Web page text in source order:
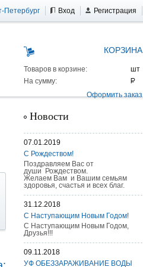
Петербург Вход Регистрация
КОРЗИНА
Товаров в корзине:
На сумму:
Оформить заказ
Новости
07.01.2019
С Рождеством!
Поздравляем Вас от
души Рождеством.
Желаем Вам и Вашим семьям
здоровья, счастья и всех благ.
31.12.2018
С Наступающим Новым Годом!
С Наступающим Новым Годом,
Друзья!!!
09.11.2018
УФ ОБЕЗЗАРАЖИВАНИЕ ВОДЫ